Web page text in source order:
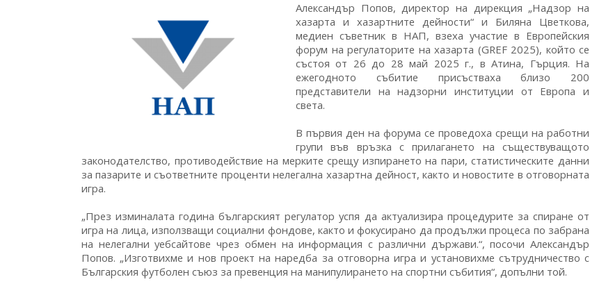
Александър Попов, директор на дирекция „Надзор на
хазарта и хазартните дейности“ и Биляна Цветкова,
медиен съветник в НАП, взеха участие в Европейския
форум на регулаторите на хазарта (GREF 2025), който се
състоя от 26 до 28 май 2025 г., в Атина, Гърция. На
ежегодното събитие присъстваха близо 200
представители на надзорни институции от Европа и
света.
В първия ден на форума се проведоха срещи на работни
групи във връзка с прилагането на съществуващото
законодателство, противодействие на мерките срещу изпирането на пари, статистическите данни
за пазарите и съответните проценти нелегална хазартна дейност, както и новостите в отговорната
игра.
„През изминалата година българският регулатор успя да актуализира процедурите за спиране от
игра на лица, използващи социални фондове, както и фокусирано да продължи процеса по забрана
на нелегални уебсайтове чрез обмен на информация с различни държави.“, посочи Александър
Попов. „Изготвихме и нов проект на наредба за отговорна игра и установихме сътрудничество с
Българския футболен съюз за превенция на манипулирането на спортни събития“, допълни той.